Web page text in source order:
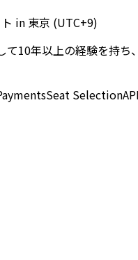
in 東京 (UTC+9)
10年以上の経験を持ち
Seat SelectionAPI